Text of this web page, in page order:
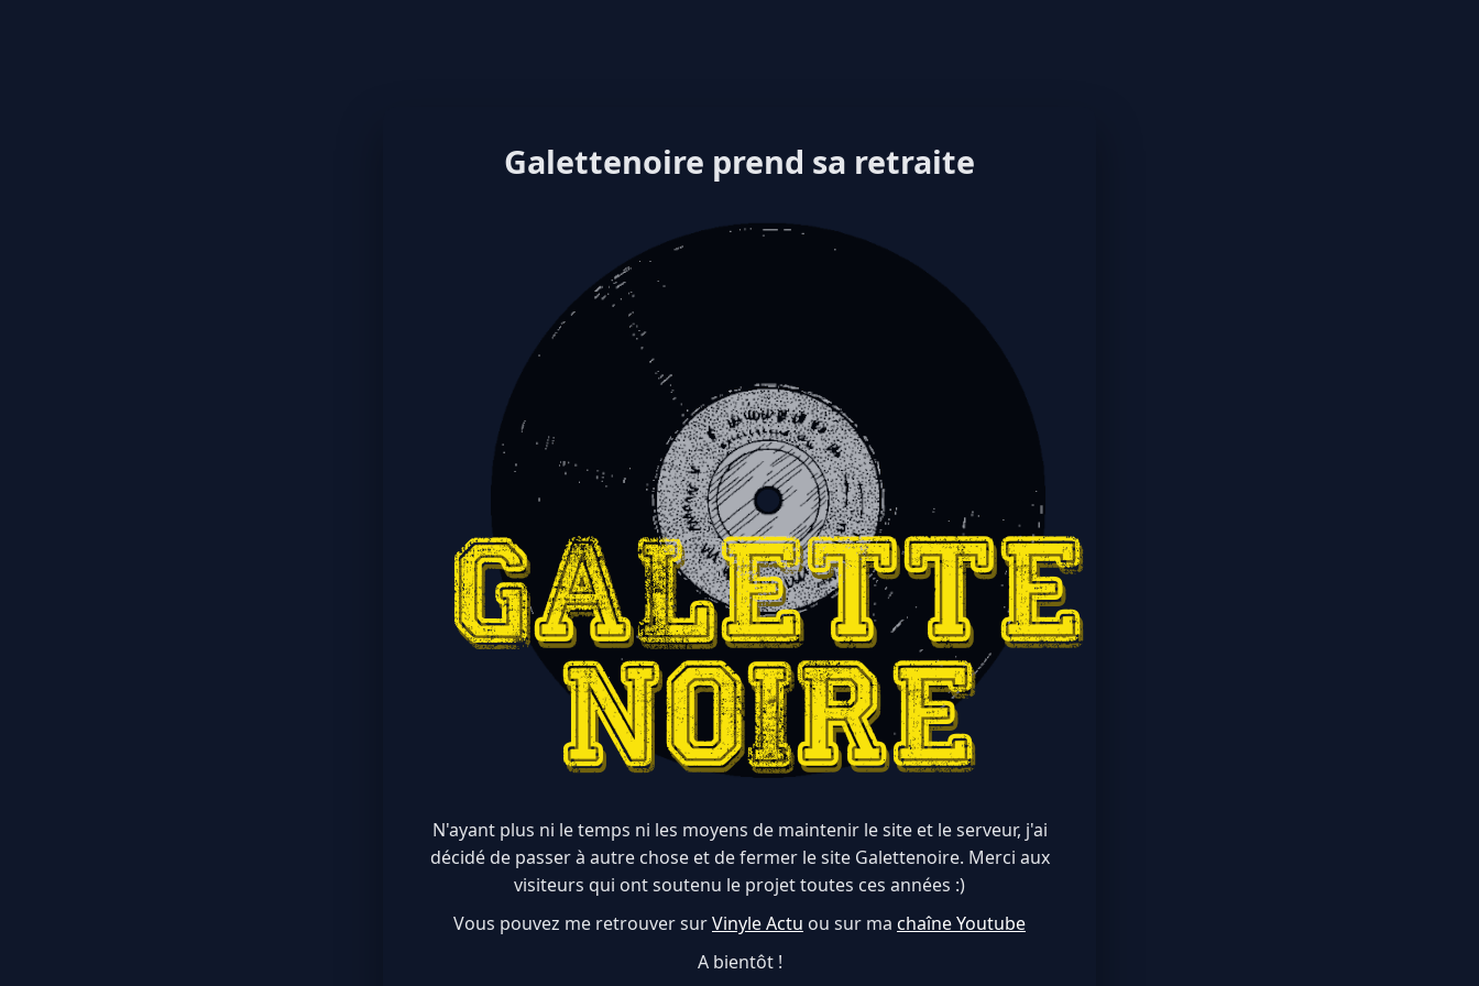
Galettenoire prend sa retraite
N'ayant plus ni le temps ni les moyens de maintenir le site et le serveur, j'ai
décidé de passer à autre chose et de fermer le site Galettenoire. Merci aux
visiteurs qui ont soutenu le projet toutes ces années :)
Vous pouvez me retrouver surVinyle Actu ou sur ma chaîne Youtube
A bientôt !